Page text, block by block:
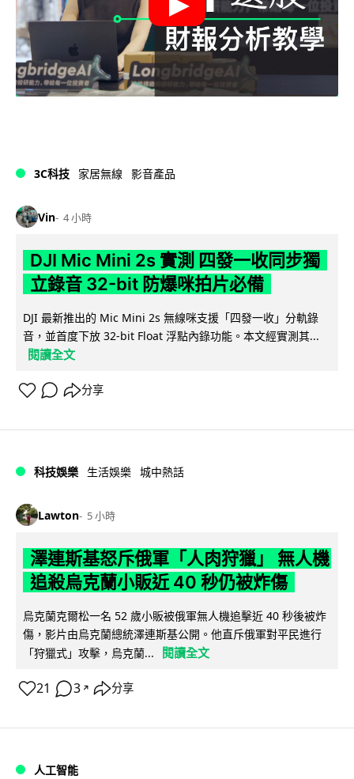
3C科技 家居無線 影音產品
Vin 4 小時
DJI Mic Mini 2s 實測 四發一收同步獨
立錄音 32-bit 防爆咪拍片必備
DJI 最新推出的 Mic Mini 2s 無線咪支援「四發一收」分軌錄
音，並首度下放 32-bit Float 浮點內錄功能。本文經實測其...
閱讀全文
分享
科技娛樂 生活娛樂 城中熱話
Lawton 5 小時
澤連斯基怒斥俄軍「人肉狩獵」 無人機
追殺烏克蘭小販近 40 秒仍被炸傷
烏克蘭克爾松一名 52 歲小販被俄軍無人機追擊近 40 秒後被炸
傷，影片由烏克蘭總統澤連斯基公開。他直斥俄軍對平民進行
「狩獵式」攻擊，烏克蘭...
閱讀全文
21 3 ↗ 分享
人工智能